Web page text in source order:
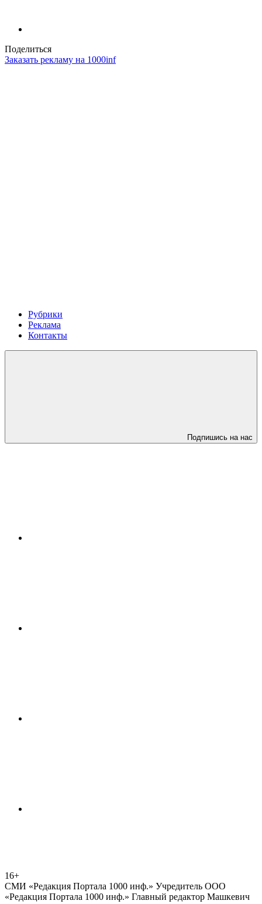
Поделиться
Заказать рекламу на 1000inf
Рубрики
Реклама
Контакты
Подпишись на нас
16+
СМИ «Редакция Портала 1000 инф.» Учредитель ООО
«Редакция Портала 1000 инф.» Главный редактор Машкевич